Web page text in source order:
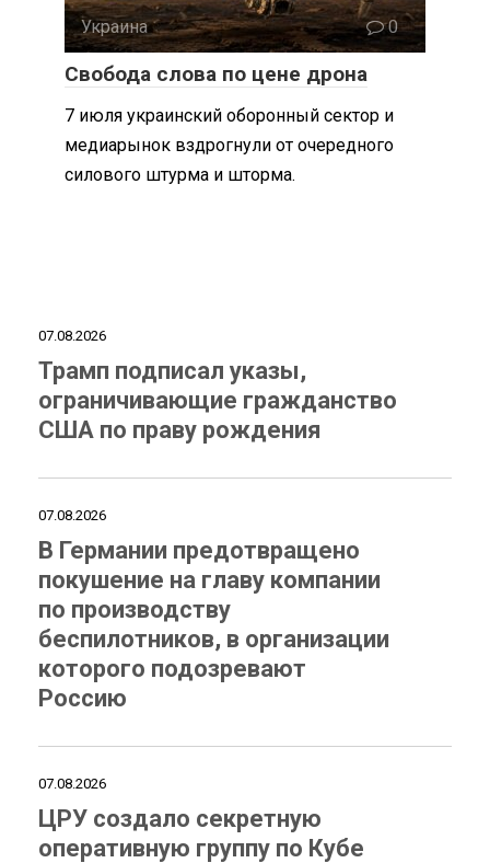
Украина 0
Свобода слова по цене дрона
7 июля украинский оборонный сектор и
медиарынок вздрогнули от очередного
силового штурма и шторма.
07.08.2026
Трамп подписал указы,
ограничивающие гражданство
США по праву рождения
07.08.2026
В Германии предотвращено
покушение на главу компании
по производству
беспилотников, в организации
которого подозревают
Россию
07.08.2026
ЦРУ создало секретную
оперативную группу по Кубе